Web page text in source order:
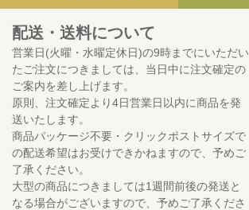
配送・送料について
営業日(火曜・水曜定休日)の9時までにいただい
たご注文につきましては、当日中に注文確定の
ご案内を差し上げます。
原則、注文確定より4日営業日以内に商品を発
送いたします。
商品パッケージ不要・クリックポストサイズで
の配送希望はお受けできかねますので、予めご
了承ください。
大型の商品につきましては1週間前後の発送と
なる場合がございますので、予めご了承くださ